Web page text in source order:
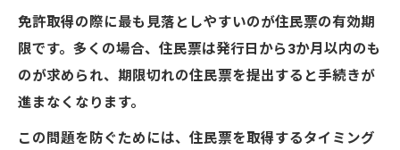
免許取得の際に最も見落としやすいのが住民票の有効期
限です。多くの場合、住民票は発行日から3か月以内のも
のが求められ、期限切れの住民票を提出すると手続きが
進まなくなります。
この問題を防ぐためには、住民票を取得するタイミング